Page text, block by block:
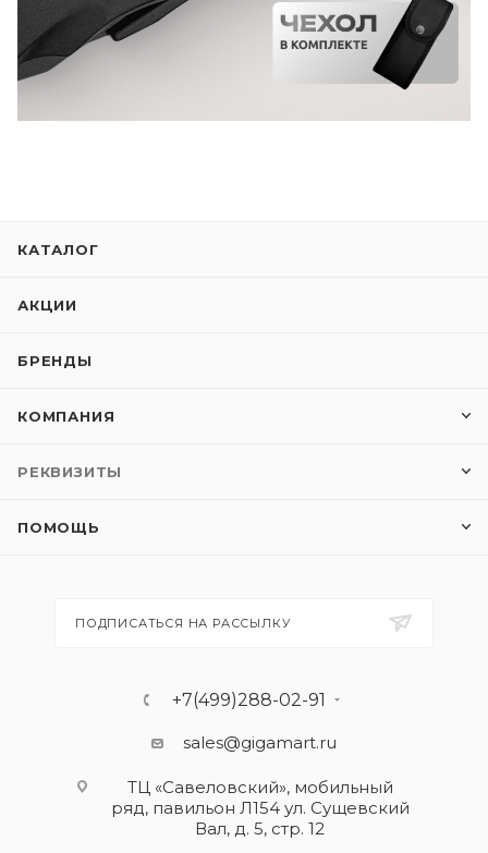
КАТАЛОГ
АКЦИИ
БРЕНДЫ
КОМПАНИЯ
РЕКВИЗИТЫ
ПОМОЩЬ
ПОДПИСАТЬСЯ НА РАССЫЛКУ
+7(499)288-02-91
sales@gigamart.ru
ТЦ «Савеловский», мобильный
ряд, павильон Л154 ул. Сущевский
Вал, д. 5, стр. 12